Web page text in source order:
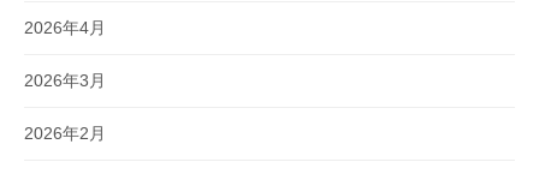
2026年4月
2026年3月
2026年2月